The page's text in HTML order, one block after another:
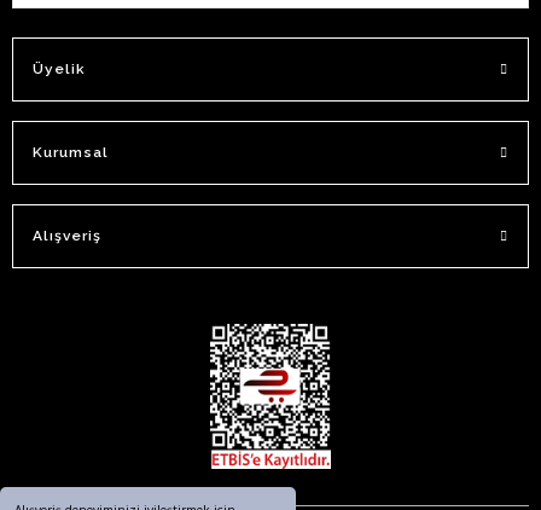
Üyelik
Kurumsal
Alışveriş